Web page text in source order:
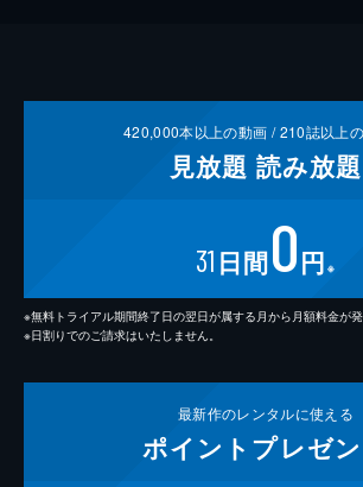
420,000本以上の動画 /210誌以上
見放題 読み放題
31 日間0円 ※
※無料トライアル期間終了日の翌日が属する月から月額料金が発
※日割りでのご請求はいたしません。
最新作のレンタルに使える
ポイント プレゼン